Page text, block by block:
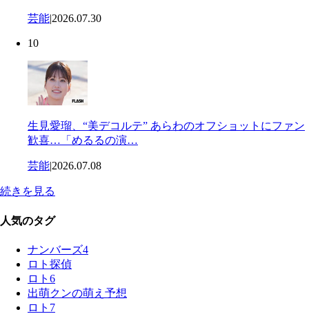
芸能|2026.07.30
10
生見愛瑠、“美デコルテ” あらわのオフショットにファン
歓喜…「めるるの演…
芸能|2026.07.08
続きを見る
人気のタグ
ナンバーズ4
ロト探偵
ロト6
出萌クンの萌え予想
ロト7